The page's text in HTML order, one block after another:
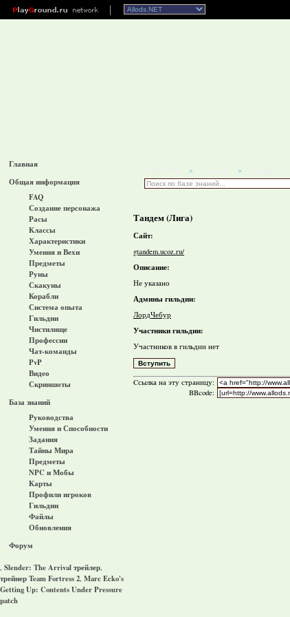
Главная
Общая информация
FAQ
Создание персонажа
Расы
Классы
Характеристики
Умения и Вехи
Предметы
Руны
Скакуны
Корабли
Система опыта
Гильдии
Чистилище
Профессии
Чат-команды
PvP
Видео
Скриншоты
База знаний
Руководства
Умения и Способности
Задания
Тайны Мира
Предметы
NPC и Мобы
Карты
Профили игроков
Гильдии
Файлы
Обновления
Форум
, Slender: The Arrival трейлер,
трейнер Team Fortress 2, Marc Ecko's
Getting Up: Contents Under Pressure
patch
> >
Тандем (Лига)
Сайт:
gtandem.ucoz.ru/
Описание:
Не указано
Админы гильдии:
ЛордЧебур
Участники гильдии:
Участников в гильдии нет
Cсылка на эту страницу:
BBcode: